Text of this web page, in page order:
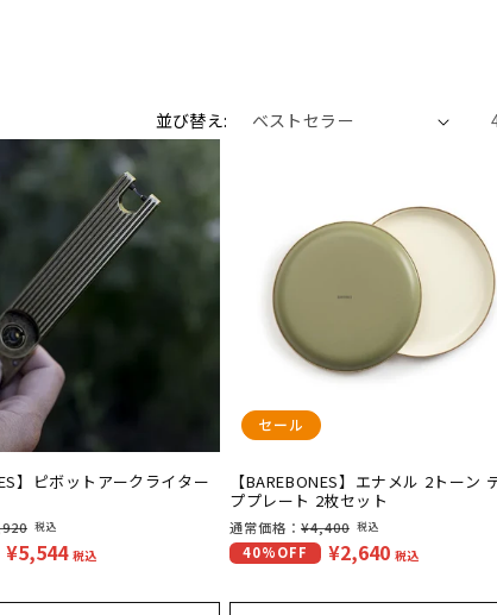
並び替え:
】ピボットアークライター
税込
¥5,544税込
セール
【BAREBONES】エナメル 2トーン
ププレート 2枚セット
通
常
通常価格： ¥4,400 税込
セ40%OFF ¥2,640税込